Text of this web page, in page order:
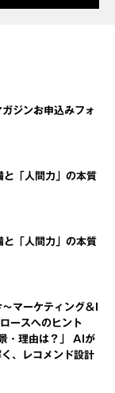
ジンお申込みフォ
「人間力」の本質
「人間力」の本質
マーケティング＆I
ースへのヒント
・理由は？」 AIが
、レコメンド設計